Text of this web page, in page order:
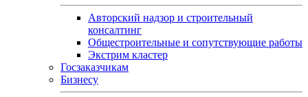
Авторский надзор и строительный
консалтинг
Общестроительные и сопутствующие работы
Экстрим кластер
Госзаказчикам
Бизнесу